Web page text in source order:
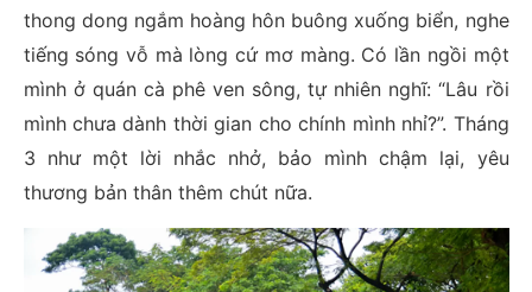
thong dong ngắm hoàng hôn buông xuống biển, nghe
tiếng sóng vỗ mà lòng cứ mơ màng. Có lần ngồi một
mình ở quán cà phê ven sông, tự nhiên nghĩ: “Lâu rồi
mình chưa dành thời gian cho chính mình nhỉ?”. Tháng
3 như một lời nhắc nhở, bảo mình chậm lại, yêu
thương bản thân thêm chút nữa.